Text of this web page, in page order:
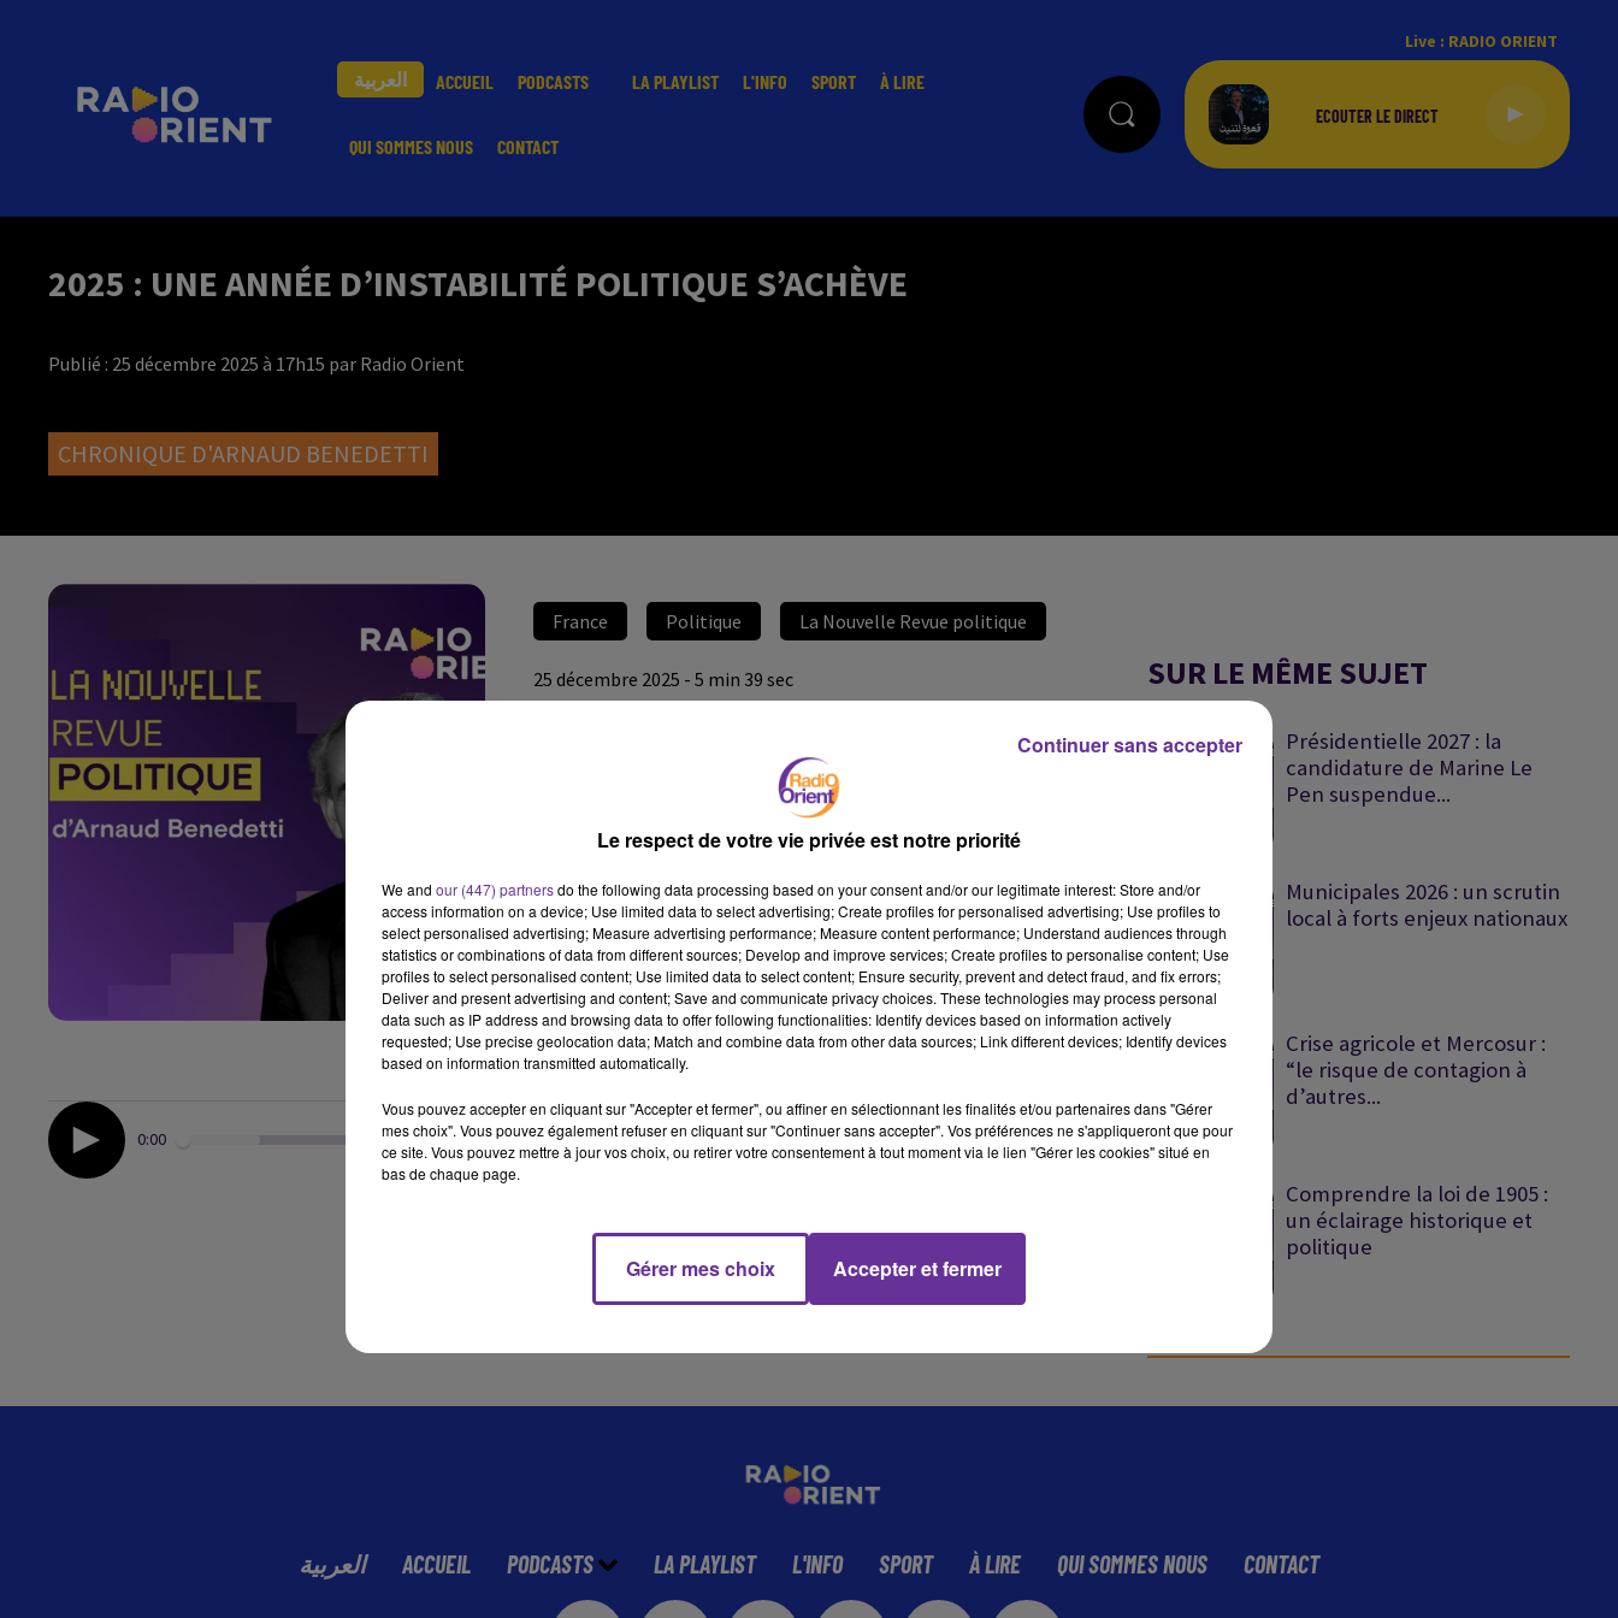
العربية ACCUEIL PODCASTS LA PLAYLIST L'INFO SPORT À LIRE
QUI SOMMES NOUS CONTACT
Live : RADIO ORIENT
2025 : UNE ANNÉE D’INSTABILITÉ POLITIQUE S’ACHÈVE
Publié : 25 décembre 2025 à 17h15 par Radio Orient
CHRONIQUE D'ARNAUD BENEDETTI
France Politique La Nouvelle Revue politique
25 décembre 2025 - 5 min 39 sec
Arnaud Benedetti, directeur deLa Nouvelle Revue Politique,
l’instabilité politique et institutionnelle qui a marqué la France
en 2025, dans le prolongement de la dissolution de 2024.
Selon lui,« faute de majorité, les gouvernements sont soumis aux
rapports de force parfois incertains de l’Assemblée nationale », une
situation qui fragilise l’action publique et accentue les tensions
entre exécutif et législatif.
0:00 5 min 39 sec
SUR LE MÊME SUJET
Présidentielle 2027 : la
candidature de Marine Le
Pen suspendue...
Municipales 2026 : un scrutin
local à forts enjeux nationaux
Crise agricole et Mercosur :
“le risque de contagion à
d’autres...
Comprendre la loi de 1905 :
un éclairage historique et
politique
العربية ACCUEIL PODCASTS LA PLAYLIST L'INFO SPORT À LIRE QUI SOMMES NOUS CONTACT
Le respect de votre vie privée est notre priorité
We and our (447) partnersdo the following data processing based on your consent and/or our legitimate interest: Store and/or
access information on a device; Use limited data to select advertising; Create profiles for personalised advertising; Use profiles to
select personalised advertising; Measure advertising performance; Measure content performance; Understand audiences through
statistics or combinations of data from different sources; Develop and improve services; Create profiles to personalise content; Use
profiles to select personalised content; Use limited data to select content; Ensure security, prevent and detect fraud, and fix errors;
Deliver and present advertising and content; Save and communicate privacy choices. These technologies may process personal
data such as IP address and browsing data to offer following functionalities: Identify devices based on information actively
requested; Use precise geolocation data; Match and combine data from other data sources; Link different devices; Identify devices
based on information transmitted automatically.
Vous pouvez accepter en cliquant sur "Accepter et fermer", ou affiner en sélectionnant les finalités et/ou partenaires dans "Gérer
mes choix". Vous pouvez également refuser en cliquant sur "Continuer sans accepter". Vos préférences ne s'appliqueront que pour
ce site. Vous pouvez mettre à jour vos choix, ou retirer votre consentement à tout moment via le lien "Gérer les cookies" situé en
bas de chaque page.
Gérer mes choix Accepter et fermer
Continuer sans accepter